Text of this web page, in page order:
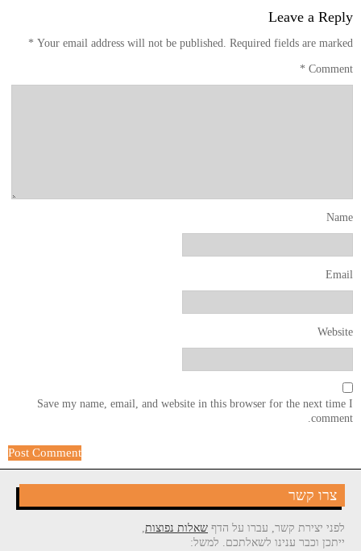
Leave a Reply
Your email address will not be published. Required fields are marked
*
Comment
*
Name
Email
Website
Save my name, email, and website in this browser for the next time I
comment.
צרו קשר
לפני יצירת קשר, עברו על הדף שאלות נפוצות,
ייתכן וכבר ענינו לשאלתכם. למשל: